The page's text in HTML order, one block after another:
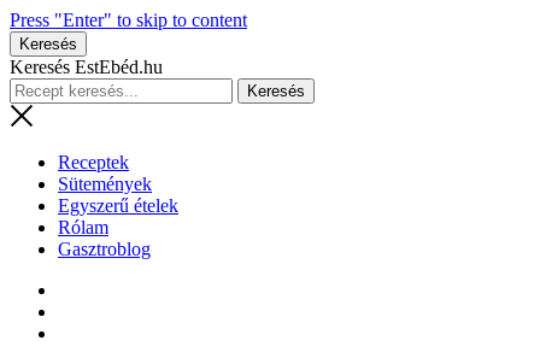
Press "Enter" to skip to content
Keresés
Keresés EstEbéd.hu
Receptek
Sütemények
Egyszerű ételek
Rólam
Gasztroblog